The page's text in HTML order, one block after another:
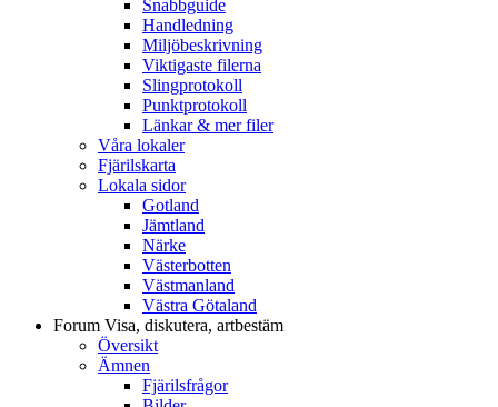
Snabbguide
Handledning
Miljöbeskrivning
Viktigaste filerna
Slingprotokoll
Punktprotokoll
Länkar & mer filer
Våra lokaler
Fjärilskarta
Lokala sidor
Gotland
Jämtland
Närke
Västerbotten
Västmanland
Västra Götaland
Forum Visa, diskutera, artbestäm
Översikt
Ämnen
Fjärilsfrågor